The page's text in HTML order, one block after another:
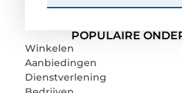
POPULAIRE
Winkelen
Aanbiedingen
Dienstverlening